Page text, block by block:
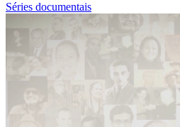
Séries documentais